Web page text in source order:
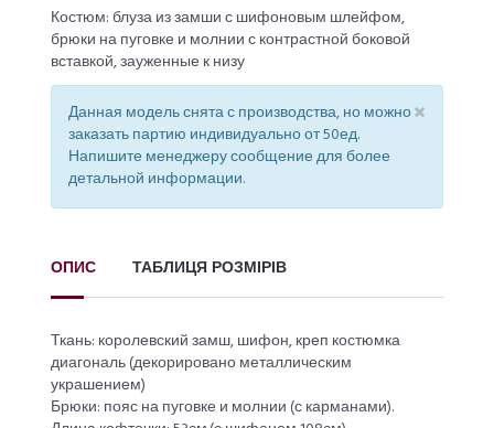
Костюм: блуза из замши с шифоновым шлейфом,
брюки на пуговке и молнии с контрастной боковой
вставкой, зауженные к низу
×
Данная модель снята с производства, но можно
заказать партию индивидуально от 50ед.
Напишите менеджеру сообщение для более
детальной информации.
ОПИС ТАБЛИЦЯ РОЗМІРІВ
Ткань: королевский замш, шифон, креп костюмка
диагональ (декорировано металлическим
украшением)
Брюки: пояс на пуговке и молнии (с карманами).